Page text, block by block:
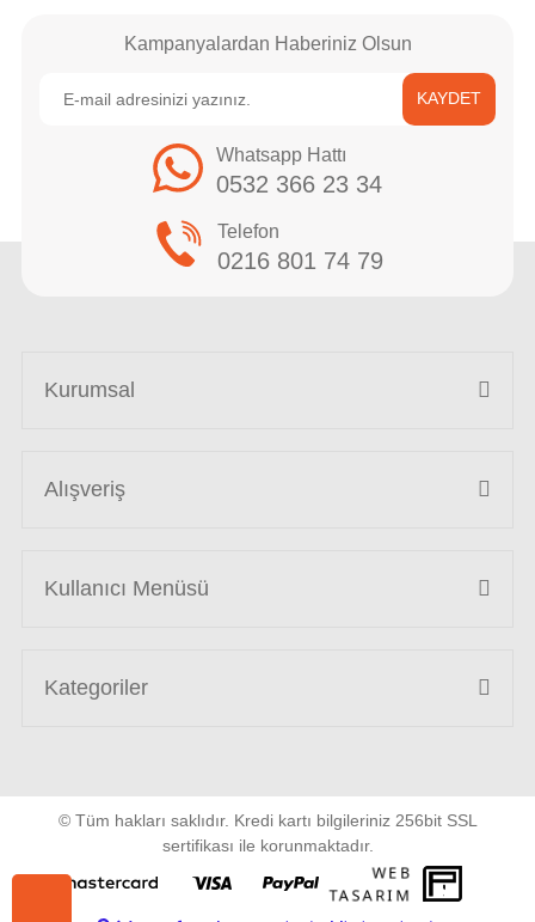
Kampanyalardan Haberiniz Olsun
KAYDET
Whatsapp Hattı
0532 366 23 34
Telefon
0216 801 74 79
Kurumsal
Alışveriş
Kullanıcı Menüsü
Kategoriler
© Tüm hakları saklıdır. Kredi kartı bilgileriniz 256bit SSL
sertifikası ile korunmaktadır.
WEB
TASARIM